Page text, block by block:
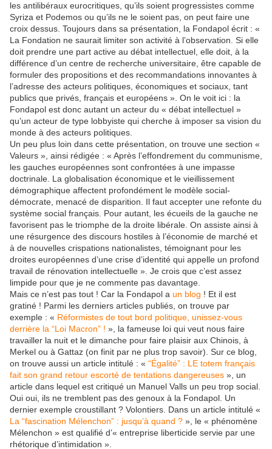
les antilibéraux eurocritiques, qu’ils soient progressistes comme
Syriza et Podemos ou qu’ils ne le soient pas, on peut faire une
croix dessus. Toujours dans sa présentation, la Fondapol écrit : «
La Fondation ne saurait limiter son activité à l’observation. Si elle
doit prendre une part active au débat intellectuel, elle doit, à la
différence d’un centre de recherche universitaire, être capable de
formuler des propositions et des recommandations innovantes à
l’adresse des acteurs politiques, économiques et sociaux, tant
publics que privés, français et européens ». On le voit ici : la
Fondapol est donc autant un acteur du « débat intellectuel »
qu’un acteur de type lobbyiste qui cherche à imposer sa vision du
monde à des acteurs politiques.
Un peu plus loin dans cette présentation, on trouve une section «
Valeurs », ainsi rédigée : « Après l’effondrement du communisme,
les gauches européennes sont confrontées à une impasse
doctrinale. La globalisation économique et le vieillissement
démographique affectent profondément le modèle social-
démocrate, menacé de disparition. Il faut accepter une refonte du
système social français. Pour autant, les écueils de la gauche ne
favorisent pas le triomphe de la droite libérale. On assiste ainsi à
une résurgence des discours hostiles à l’économie de marché et
à de nouvelles crispations nationalistes, témoignant pour les
droites européennes d’une crise d’identité qui appelle un profond
travail de rénovation intellectuelle ». Je crois que c’est assez
limpide pour que je ne commente pas davantage.
Mais ce n’est pas tout ! Car la Fondapol a un blog ! Et il est
gratiné ! Parmi les derniers articles publiés, on trouve par
exemple : « Réformistes de tout bord politique, unissez-vous
derrière la “Loi Macron” ! », la fameuse loi qui veut nous faire
travailler la nuit et le dimanche pour faire plaisir aux Chinois, à
Merkel ou à Gattaz (on finit par ne plus trop savoir). Sur ce blog,
on trouve aussi un article intitulé : « “Égalité” : LE totem français
fait son grand retour escorté de tentations dangereuses », un
article dans lequel est critiqué un Manuel Valls un peu trop social.
Oui oui, ils ne tremblent pas des genoux à la Fondapol. Un
dernier exemple croustillant ? Volontiers. Dans un article intitulé «
La “fascination Mélenchon” : jusqu’à quand ? », le « phénomène
Mélenchon » est qualifié d’« entreprise liberticide servie par une
rhétorique d’intimidation ».